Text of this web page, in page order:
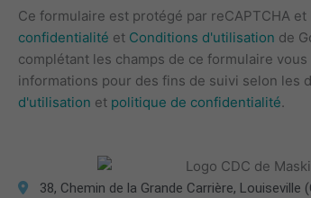
Ce formulaire est protégé par reCAPTCHA et
confidentialité et Conditions d'utilisation de
complétant les champs de ce formulaire
informations pour des fins de suivi selon les
d'utilisation et politique de confidentialité.
38, Chemin de la Grande Carrière, Louiseville